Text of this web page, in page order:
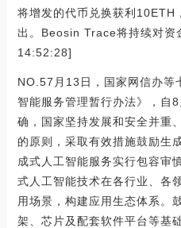
将增发的代币兑换获利10ETH
出。Beosin Trace将持续对
14:52:28]
NO.57月13日，国家网信办等
智能服务管理暂行办法》，自
确，国家坚持发展和安全并重
的原则，采取有效措施鼓励生
成式人工智能服务实行包容审
式人工智能技术在各行业、各
用场景，构建应用生态体系。
架、芯片及配套软件平台等基